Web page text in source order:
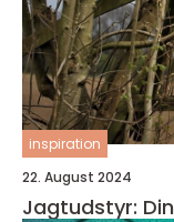
inspiration
22. August 2024
Jagtudstyr: